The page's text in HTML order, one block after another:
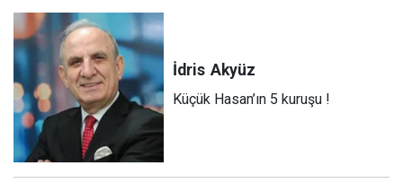
İdris Akyüz
Küçük Hasan’ın 5 kuruşu !